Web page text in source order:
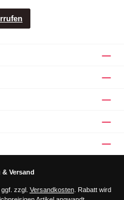
Versand
zzgl. Versandkosten. Rabatt wird